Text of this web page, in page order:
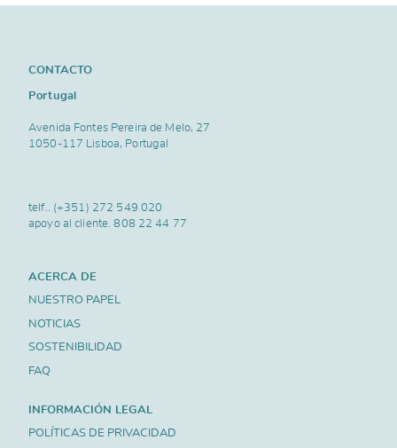
CONTACTO
Portugal
Avenida Fontes Pereira de Melo, 27
1050-117 Lisboa, Portugal
telf.. (+351) 272 549 020
apoyo al cliente.808 22 44 77
ACERCA DE
NUESTRO PAPEL
NOTICIAS
SOSTENIBILIDAD
FAQ
INFORMACIÓN LEGAL
POLÍTICAS DE PRIVACIDAD